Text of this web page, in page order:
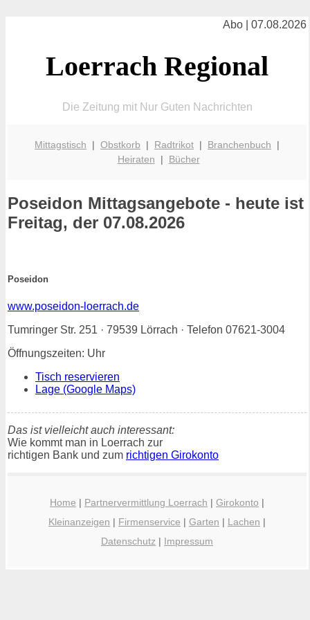
Abo | 07.08.2026
Loerrach Regional
Die Zeitung mit Nur Guten Nachrichten
Mittagstisch | Obstkorb | Radtrikot | Branchenbuch |
Heiraten | Bücher
Poseidon Mittagsangebote - heute ist
Freitag, der 07.08.2026
Poseidon
www.poseidon-loerrach.de
Tumringer Str. 251 · 79539 Lörrach · Telefon 07621-3004
Öffnungszeiten: Uhr
Tisch reservieren
Lage (Google Maps)
Das ist vielleicht auch interessant:
Wie kommt man in Loerrach zur
richtigen Bank und zum richtigen Girokonto
Home | Partnervermittlung Loerrach | Girokonto |
Kleinanzeigen | Firmenservice | Garten | Lachen |
Datenschutz | Impressum